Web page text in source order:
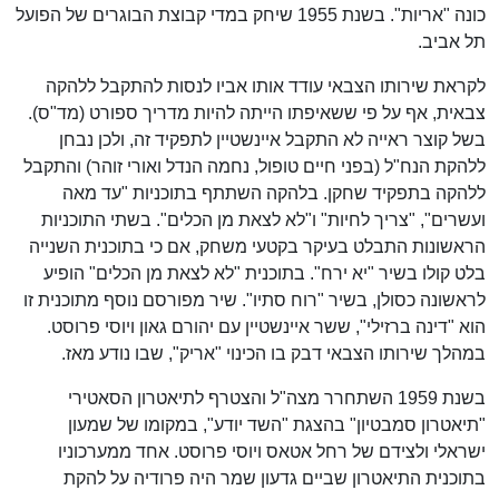
כונה "אריות". בשנת 1955 שיחק במדי קבוצת הבוגרים של הפועל
תל אביב.
לקראת שירותו הצבאי עודד אותו אביו לנסות להתקבל ללהקה
צבאית, אף על פי ששאיפתו הייתה להיות מדריך ספורט (מד"ס).
בשל קוצר ראייה לא התקבל איינשטיין לתפקיד זה, ולכן נבחן
ללהקת הנח"ל (בפני חיים טופול, נחמה הנדל ואורי זוהר) והתקבל
ללהקה בתפקיד שחקן. בלהקה השתתף בתוכניות "עד מאה
ועשרים", "צריך לחיות" ו"לא לצאת מן הכלים". בשתי התוכניות
הראשונות התבלט בעיקר בקטעי משחק, אם כי בתוכנית השנייה
בלט קולו בשיר "יא ירח". בתוכנית "לא לצאת מן הכלים" הופיע
לראשונה כסולן, בשיר "רוח סתיו". שיר מפורסם נוסף מתוכנית זו
הוא "דינה ברזילי", ששר איינשטיין עם יהורם גאון ויוסי פרוסט.
במהלך שירותו הצבאי דבק בו הכינוי "אריק", שבו נודע מאז.
בשנת 1959 השתחרר מצה"ל והצטרף לתיאטרון הסאטירי
"תיאטרון סמבטיון" בהצגת "השד יודע", במקומו של שמעון
ישראלי ולצידם של רחל אטאס ויוסי פרוסט. אחד ממערכוניו
בתוכנית התיאטרון שביים גדעון שמר היה פרודיה על להקת